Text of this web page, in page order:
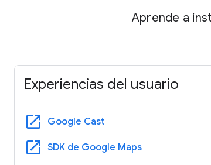
Aprende a
Experiencias del usuario
open_in_new Google Cast
open_in_new SDK de Google Maps